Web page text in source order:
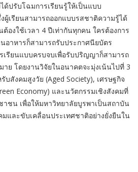
ด้ปรับโฉมการเรียนรู้ให้เป็นแบบ
ผู้เรียนสามารถออกแบบรสชาติความรู้ได้
องใช้เวลา 4 ปีเท่ากันทุกคน ใครต้องการ
อาหารก็สามารถรับประกาศนียบัตร
เรียนแบบครบจบเพื่อรับปริญญาก็สามารถ
ย โดยงานวิจัยในอนาคตจะมุ่งเน้นไปที่ 3
สังคมสูงวัย (Aged Society), เศรษฐกิจ
Economy) และนวัตกรรมเชิงสังคมที่
าชน เพื่อให้มหาวิทยาลัยบูรพาเป็นสถาบัน
และขับเคลื่อนประเทศชาติอย่างยั่งยืนใน